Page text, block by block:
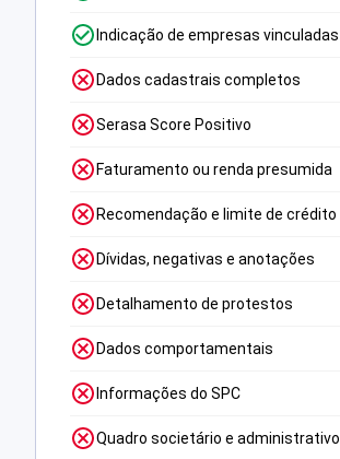
Indicação de empresas vinculadas
Dados cadastrais completos
Serasa Score Positivo
Faturamento ou renda presumida
Recomendação e limite de crédito
Dívidas, negativas e anotações
Detalhamento de protestos
Dados comportamentais
Informações do SPC
Quadro societário e administrativo